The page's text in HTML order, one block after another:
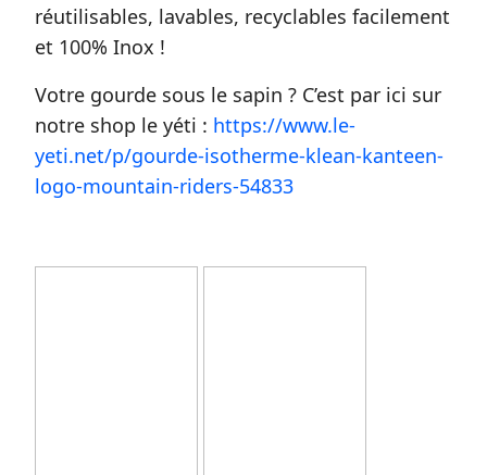
réutilisables, lavables, recyclables facilement
et 100% Inox !
Votre gourde sous le sapin ? C’est par ici sur
notre shop le yéti : https://www.le-
yeti.net/p/gourde-isotherme-klean-kanteen-
logo-mountain-riders-54833